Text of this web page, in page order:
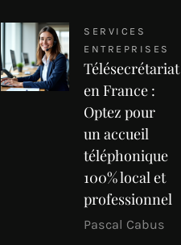
SERVICES
ENTREPRISES
Télésecrétariat
en France :
Optez pour
un accueil
téléphonique
100% local et
professionnel
Pascal Cabus